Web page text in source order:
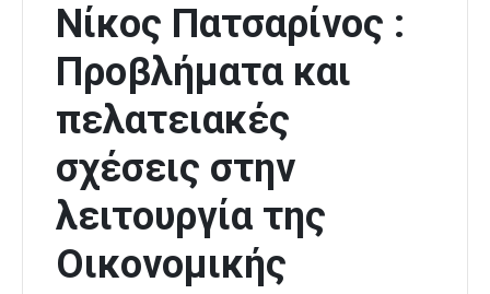
Νίκος Πατσαρίνος :
Προβλήματα και
πελατειακές
σχέσεις στην
λειτουργία της
Οικονομικής